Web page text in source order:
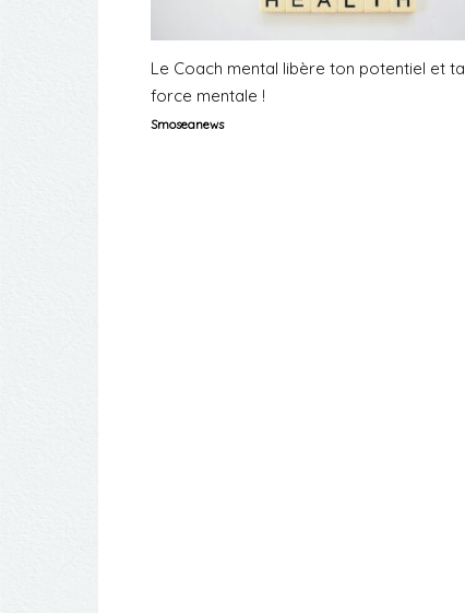
Le Coach mental libère ton potentiel et ta
force mentale !
Smoseanews